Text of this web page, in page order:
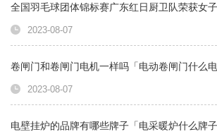
全国羽毛球团体锦标赛广东红日厨卫队荣获女
2023-08-07
卷闸门和卷闸门电机一样吗「电动卷闸门什么电
2023-08-07
电壁挂炉的品牌有哪些牌子「电采暖炉什么牌子